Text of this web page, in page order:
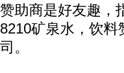
赞助商是好友趣，
8210矿泉水，饮
司。